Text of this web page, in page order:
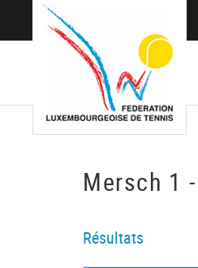
Mersch 1
Résultats